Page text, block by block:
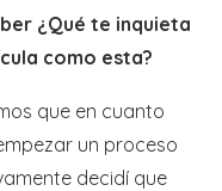
¿Qué te inquieta
como esta?
que en cuanto
un proceso
decidí que